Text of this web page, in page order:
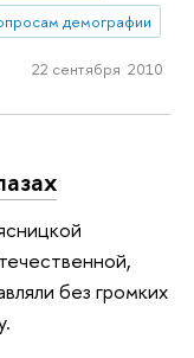
демографии
22 сентября 2010
без громких